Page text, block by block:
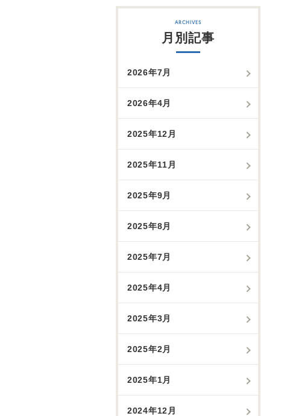
月別記事
2026年7月
2026年4月
2025年12月
2025年11月
2025年9月
2025年8月
2025年7月
2025年4月
2025年3月
2025年2月
2025年1月
2024年12月